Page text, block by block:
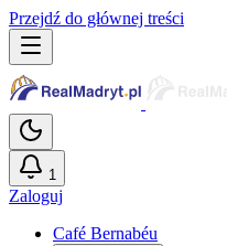
Przejdź do głównej treści
1
Zaloguj
Café Bernabéu